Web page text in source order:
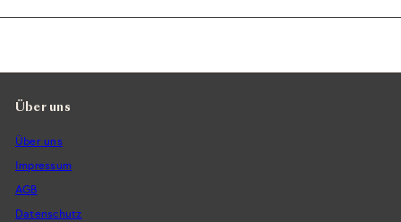
Über uns
Über uns
Impressum
AGB
Datenschutz